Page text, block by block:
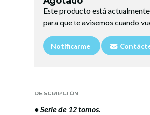
Este producto está
para que te avisemos cuando
Notificarme
DESCRIPCIÓN
• Serie de 12 tomos.